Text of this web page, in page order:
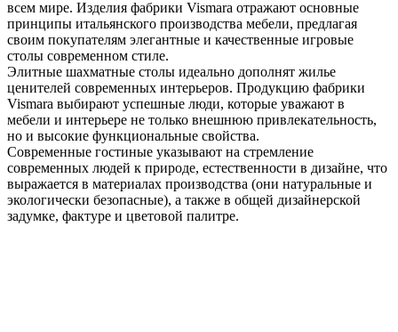
всем мире. Изделия фабрики Vismara отражают основные
принципы итальянского производства мебели, предлагая
своим покупателям элегантные и качественные игровые
столы современном стиле.
Элитные шахматные столы идеально дополнят жилье
ценителей современных интерьеров. Продукцию фабрики
Vismara выбирают успешные люди, которые уважают в
мебели и интерьере не только внешнюю привлекательность,
но и высокие функциональные свойства.
Современные гостиные указывают на стремление
современных людей к природе, естественности в дизайне, что
выражается в материалах производства (они натуральные и
экологически безопасные), а также в общей дизайнерской
задумке, фактуре и цветовой палитре.